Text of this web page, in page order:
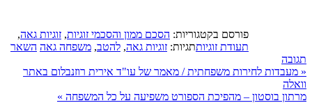
פורסם בקטגוריות: הסכם ממון והסכמי זוגיות, זוגיות גאה,
תעודת זוגיותתגיות: זוגיות גאה, להטב, משפחה גאה השאר
תגובה
« מעבדות לחירות משפחתית / מאמר של עו"ד אירית רוזנבלום באתר
וואלה
מרתון בוסטון – מהפיכת הספורט משפיעה על כל המשפחה »